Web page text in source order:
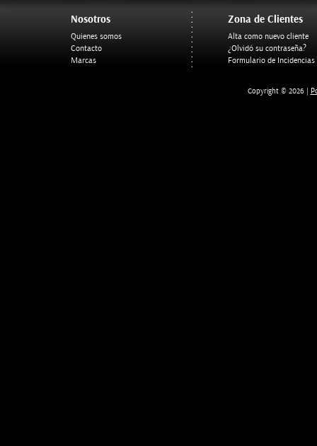
Nosotros
Quienes somos
Contacto
Marcas
Zona de Clientes
Alta como nuevo cliente
¿Olvidó su contraseña?
Formulario de Incidencias
Copyright © 2026 |